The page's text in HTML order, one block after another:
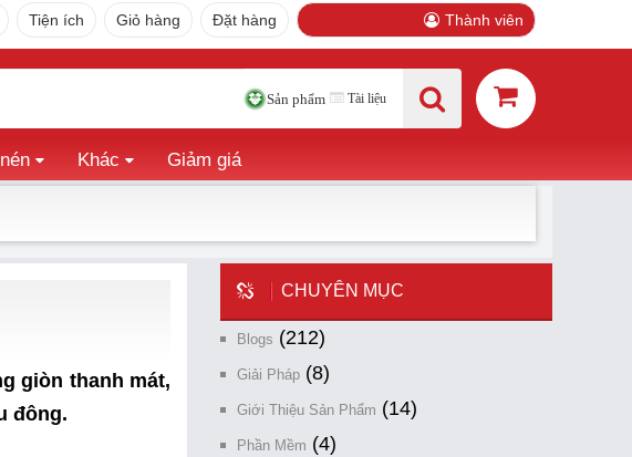
Tiện ích Giỏ hàng Đặt hàng Thành viên
Sản phẩm Tài liệu
Khác Giảm giá
giòn thanh mát,
đông.
CHUYÊN MỤC
Blogs (212)
Giải Pháp (8)
Giới Thiệu Sản Phẩm (14)
Phần Mềm (4)